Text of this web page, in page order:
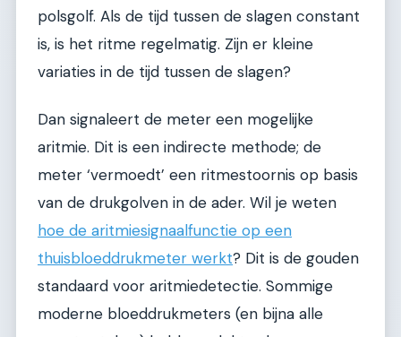
polsgolf. Als de tijd tussen de slagen constant
is, is het ritme regelmatig. Zijn er kleine
variaties in de tijd tussen de slagen?
Dan signaleert de meter een mogelijke
aritmie. Dit is een indirecte methode; de
meter ‘vermoedt’ een ritmestoornis op basis
van de drukgolven in de ader. Wil je weten
hoe de aritmiesignaalfunctie op een
thuisbloeddrukmeter werkt? Dit is de gouden
standaard voor aritmiedetectie. Sommige
moderne bloeddrukmeters (en bijna alle